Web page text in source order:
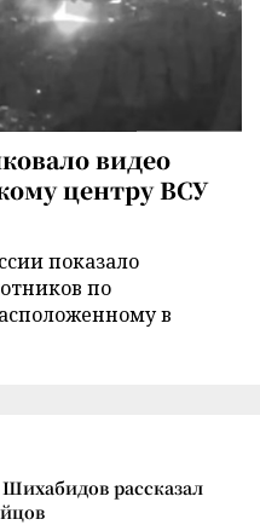
видео
центру ВСУ
показало
по
в
рассказал